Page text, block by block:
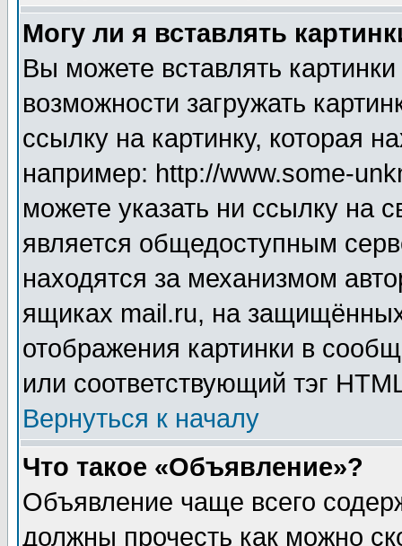
Могу ли я вставлять
Вы можете вставлять
возможности загружать
ссылку на картинку, которая
например: http://www.some-
можете указать ни ссылку на
является общедоступным
находятся за механизмом
ящиках mail.ru, на
отображения картинки в
или соответствующий тэг
Вернуться к началу
Что такое «Объявление»?
Объявление чаще всего
должны прочесть как можно